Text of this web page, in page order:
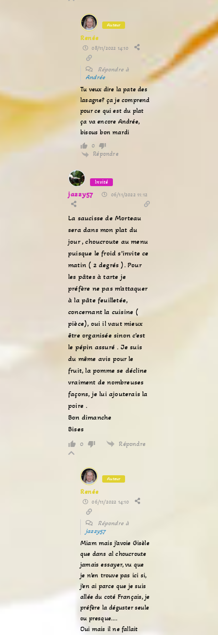
Auteur
Renée
08/11/2022 14:10
Répondre à
Andrée
Tu veux dire la pate des
lasagne? ça je comprend
pour ce qui est du plat
ça va encore Andrée,
bisous bon mardi
0
Répondre
Invité
jazzy57 06/11/2022 11:12
La saucisse de Morteau
sera dans mon plat du
jour , choucroute au menu
puisque le froid s’invite ce
matin ( 2 degrés ). Pour
les pâtes à tarte je
préfère ne pas m’attaquer
à la pâte feuilletée,
concernant la cuisine (
pièce), oui il vaut mieux
être organisée sinon c’est
le pépin assuré . Je suis
du même avis pour le
fruit, la pomme se décline
vraiment de nombreuses
façons, je lui ajouterais la
poire .
Bon dimanche
Bises
0 Répondre
Auteur
Renée
06/11/2022 14:10
Répondre à
jazzy57
Miam mais j’avoie Gisèle
que dans al choucroute
jamais essayer, vu que
je n’en trouve pas ici si,
j’en ai parce que je suis
allée du coté Français, je
préfère la déguster seule
ou presque….
Oui mais il ne fallait